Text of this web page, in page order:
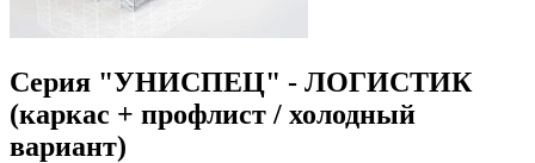
Серия "УНИСПЕЦ" - ЛОГИСТИК
(каркас + профлист / холодный
вариант)